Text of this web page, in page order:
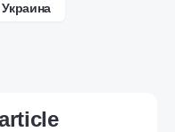
Украина